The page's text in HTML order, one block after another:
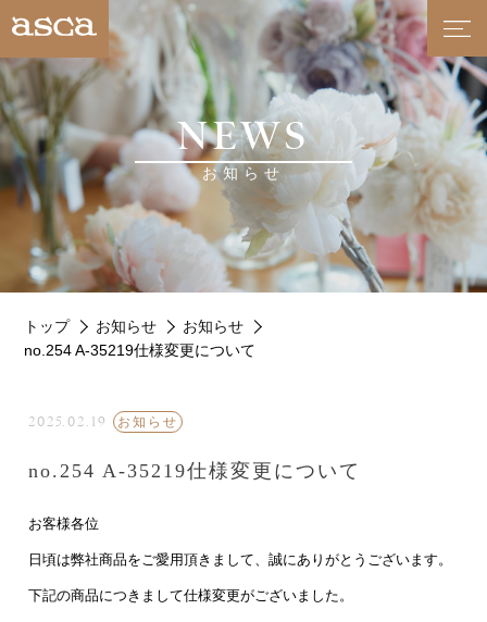
NEWS
お知らせ
トップ お知らせ
お知らせ
no.254 A-35219仕様変更について
2025.02.19 お知らせ
no.254 A-35219仕様変更について
お客様各位
日頃は弊社商品をご愛用頂きまして、誠にありがとうございます。
下記の商品につきまして仕様変更がございました。